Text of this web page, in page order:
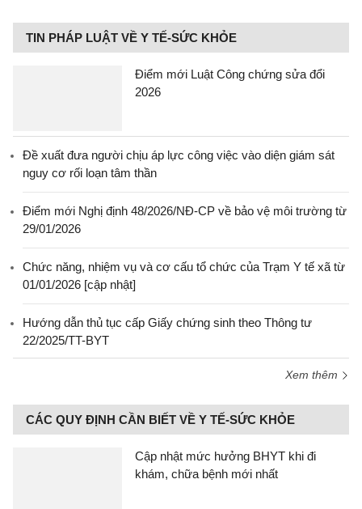
TIN PHÁP LUẬT VỀ Y TẾ-SỨC KHỎE
Điểm mới Luật Công chứng sửa đổi
2026
Đề xuất đưa người chịu áp lực công việc vào diện giám sát
nguy cơ rối loạn tâm thần
Điểm mới Nghị định 48/2026/NĐ-CP về bảo vệ môi trường từ
29/01/2026
Chức năng, nhiệm vụ và cơ cấu tổ chức của Trạm Y tế xã từ
01/01/2026 [cập nhật]
Hướng dẫn thủ tục cấp Giấy chứng sinh theo Thông tư
22/2025/TT-BYT
Xem thêm
CÁC QUY ĐỊNH CẦN BIẾT VỀ Y TẾ-SỨC KHỎE
Cập nhật mức hưởng BHYT khi đi
khám, chữa bệnh mới nhất